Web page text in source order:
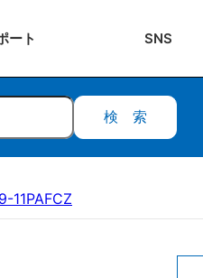
ート SNS
検索
11PAFCZ